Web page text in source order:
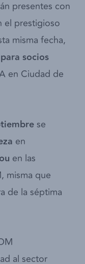
presentes con
el prestigioso
misma fecha,
socios
en Ciudad de
se
en
en las
misma que
de la séptima
al sector